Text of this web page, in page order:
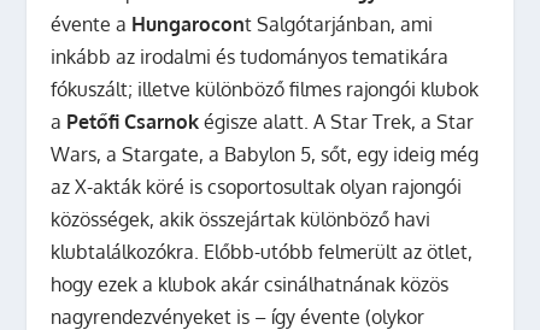
évente a Hungarocont Salgótarjánban, ami
inkább az irodalmi és tudományos tematikára
fókuszált; illetve különböző filmes rajongói klubok
a Petőfi Csarnok égisze alatt. A Star Trek, a Star
Wars, a Stargate, a Babylon 5, sőt, egy ideig még
az X-akták köré is csoportosultak olyan rajongói
közösségek, akik összejártak különböző havi
klubtalálkozókra. Előbb-utóbb felmerült az ötlet,
hogy ezek a klubok akár csinálhatnának közös
nagyrendezvényeket is – így évente (olykor